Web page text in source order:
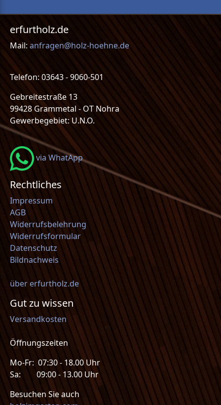
erfurtholz.de
Mail: anfragen@holz-hoehne.de
Telefon: 03643 - 9060-501
Gebreitestraße 13
99428 Grammetal - OT Nohra
Gewerbegebiet: U.N.O.
via WhatApp
Rechtliches
Impressum
AGB
Widerrufsbelehrung
Widerrufsformular
Datenschutz
Bildnachweis
über erfurtholz.de
Gut zu wissen
Versandkosten
Öffnungszeiten
Mo-Fr: 07:30 - 18.00 Uhr
Sa: 09:00 - 13.00 Uhr
Besuchen Sie auch